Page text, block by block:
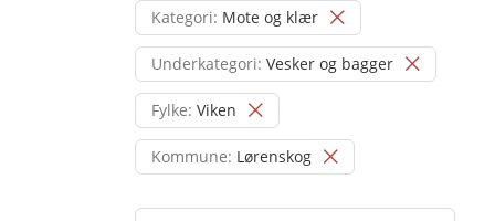
Kategori: Mote og klær
Underkategori: Vesker og bagger
Fylke: Viken
Kommune: Lørenskog